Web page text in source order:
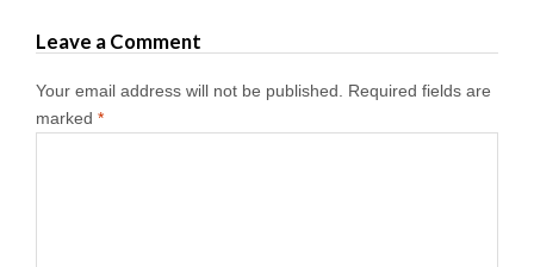
Leave a Comment
Your email address will not be published.
Required fields are
marked *